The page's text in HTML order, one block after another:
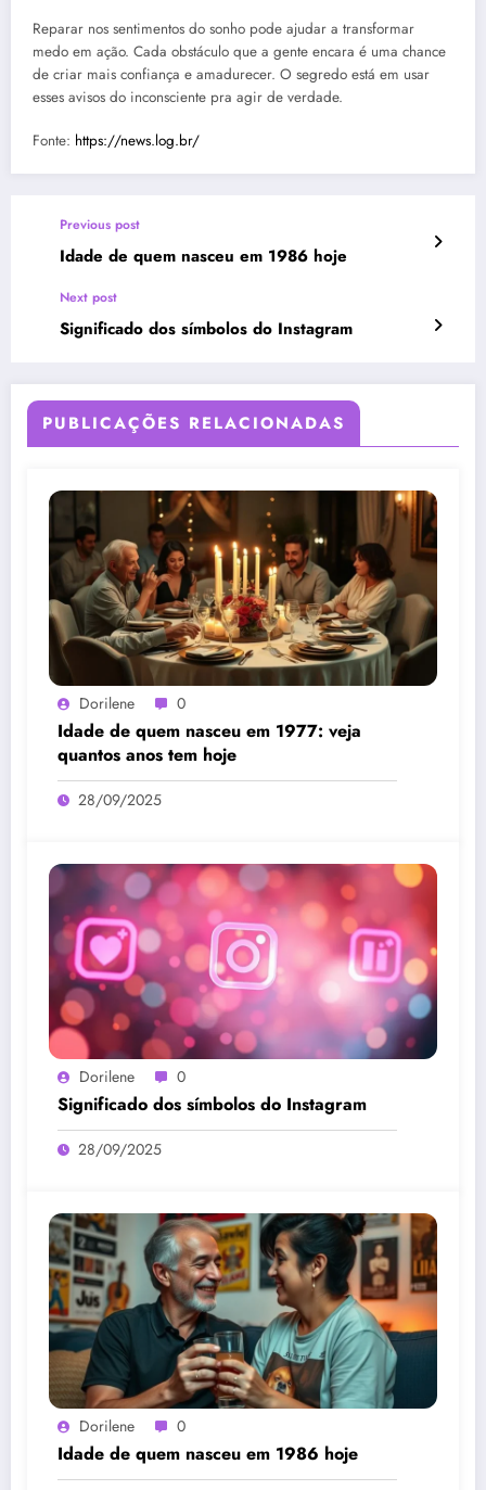
Reparar nos sentimentos do sonho pode ajudar a transformar
medo em ação. Cada obstáculo que a gente encara é uma chance
de criar mais confiança e amadurecer. O segredo está em usar
esses avisos do inconsciente pra agir de verdade.
Fonte: https://news.log.br/
Previous post
Idade de quem nasceu em 1986 hoje
Next post
Significado dos símbolos do Instagram
PUBLICAÇÕES RELACIONADAS
Dorilene 0
Idade de quem nasceu em 1977: veja
quantos anos tem hoje
28/09/2025
Dorilene 0
Significado dos símbolos do Instagram
28/09/2025
Dorilene 0
Idade de quem nasceu em 1986 hoje